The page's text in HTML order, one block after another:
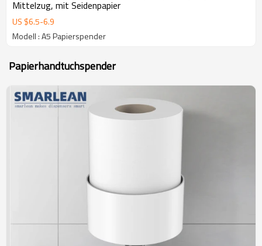
Mittelzug, mit Seidenpapier
US $6.5-6.9
Modell : A5 Papierspender
Papierhandtuchspender